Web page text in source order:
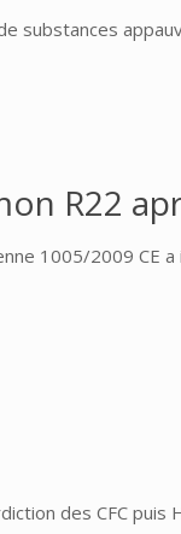
substances
R22
1005/2009 CE
des CFC